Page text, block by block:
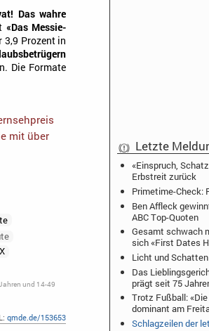
Das wahre
«Das Messie-
3,9 Prozent in
Die Formate
mit über
und 14-49
qmde.de/153653
Letzte
«Einspruch,
Erbstreit zurück
Primetime-Check:
Ben Affleck
ABC Top-Quoten
Gesamt schwach
sich «First Dates
Licht und
Das
prägt seit 75
Trotz Fußball: «Die
dominant am
Schlagzeilen der